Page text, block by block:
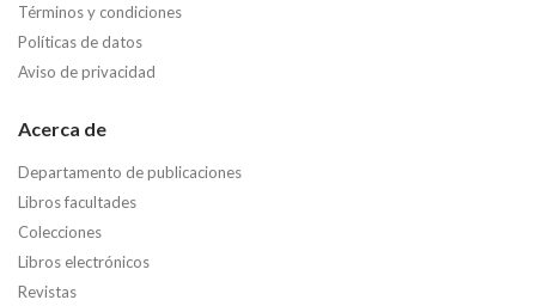
Términos y condiciones
Políticas de datos
Aviso de privacidad
Acerca de
Departamento de publicaciones
Libros facultades
Colecciones
Libros electrónicos
Revistas